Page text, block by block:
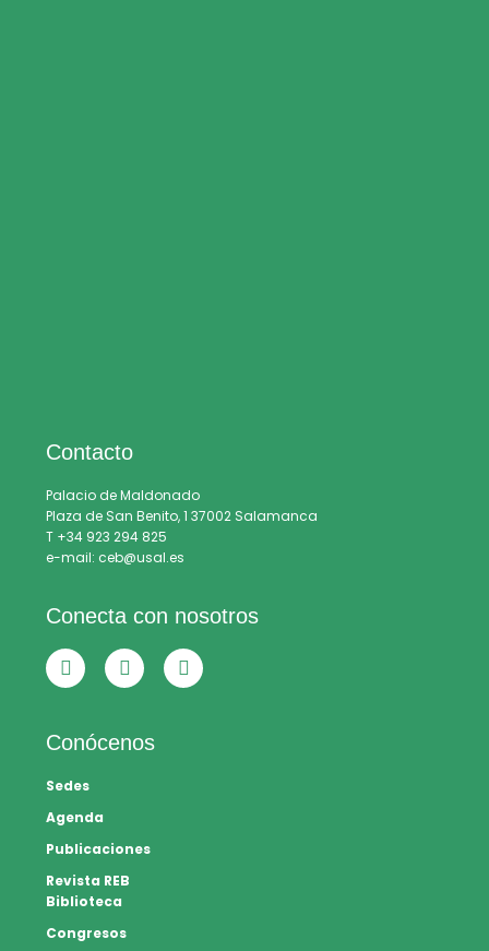
Contacto
Palacio de Maldonado
Plaza de San Benito, 1 37002 Salamanca
T +34 923 294 825
e-mail: ceb@usal.es
Conecta con nosotros
Conócenos
Sedes
Agenda
Publicaciones
Revista REB
Biblioteca
Congresos